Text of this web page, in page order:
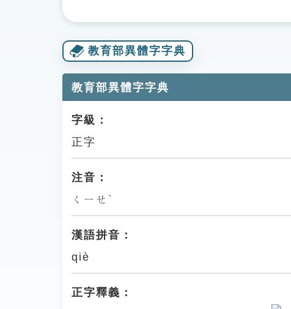
教育部異體字字典
教育部異體字字典
字級：
正字
注音：
ㄑㄧㄝˋ
漢語拼音：
qiè
正字釋義：